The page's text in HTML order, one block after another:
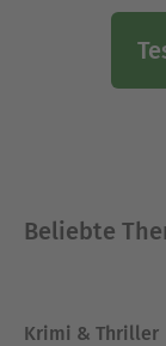
Beliebte
Krimi & Thriller